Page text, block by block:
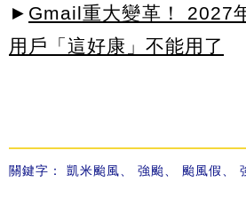
► Gmail重大變革！ 2027
用戶「這好康」不能用了
關鍵字： 凱米颱風 強颱 颱風假